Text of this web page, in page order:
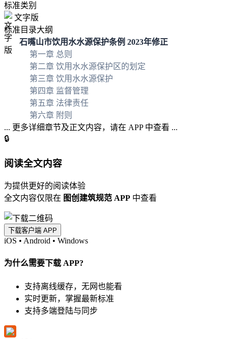
标准类别
文字版
标准目录大纲
石嘴山市饮用水水源保护条例 2023年修正
第一章 总则
第二章 饮用水水源保护区的划定
第三章 饮用水水源保护
第四章 监督管理
第五章 法律责任
第六章 附则
... 更多详细章节及正文内容，请在 APP 中查看 ...
🔒
阅读全文内容
为提供更好的阅读体验
全文内容仅限在 图创建筑规范 APP 中查看
下载客户端 APP
iOS • Android • Windows
为什么需要下载 APP?
支持离线缓存，无网也能看
实时更新，掌握最新标准
支持多端登陆与同步